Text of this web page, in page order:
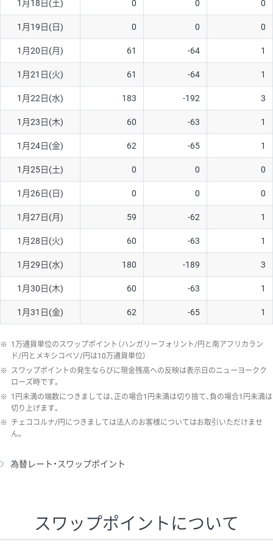
1月18日(土) 0 0 0
1月19日(日) 0 0 0
1月20日(月) 61 -64 1
1月21日(火) 61 -64 1
1月22日(水) 183 -192 3
1月23日(木) 60 -63 1
1月24日(金) 62 -65 1
1月25日(土) 0 0 0
1月26日(日) 0 0 0
1月27日(月) 59 -62 1
1月28日(火) 60 -63 1
1月29日(水) 180 -189 3
1月30日(木) 60 -63 1
1月31日(金) 62 -65 1
※ 1万通貨単位のスワップポイント（ハンガリーフォリント/円と南アフリカラン
ド/円とメキシコペソ/円は10万通貨単位）
※ スワップポイントの発生ならびに現金残高への反映は表示日のニューヨークク
ローズ時です。
※ 1円未満の端数につきましては、正の場合1円未満は切り捨て、負の場合1円未満は
切り上げます。
※ チェココルナ/円につきましては法人のお客様についてはお取引いただけませ
ん。
為替レート・スワップポイント
スワップポイントについて